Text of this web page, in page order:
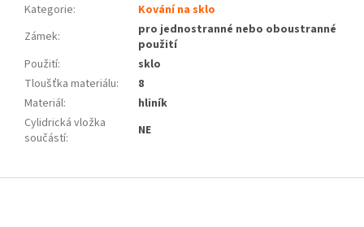
Kategorie:
Kování na sklo
Zámek:
pro jednostranné nebo oboustranné
použití
Použití:
sklo
Tloušťka materiálu:
8
Materiál:
hliník
Cylidrická vložka
součástí: NE